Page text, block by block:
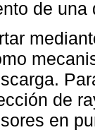
de una
de
en